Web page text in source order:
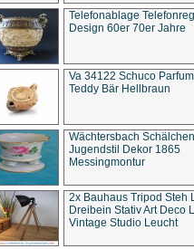
Telefonablage
Design 60er 70er Jahre
Va 34122 Schuco
Teddy Bär Hellbraun
Wächtersbach Schälchen
Jugendstil Dekor 1865
Messingmontur
2x Bauhaus Tripod Steh
Dreibein Stativ Art Deco
Vintage Studio Leucht